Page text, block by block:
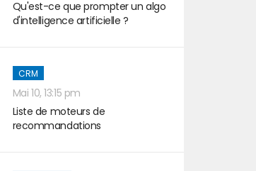
Qu'est-ce que prompter un algo
d'intelligence artificielle ?
CRM
Mai 10, 13:15 pm
Liste de moteurs de
recommandations